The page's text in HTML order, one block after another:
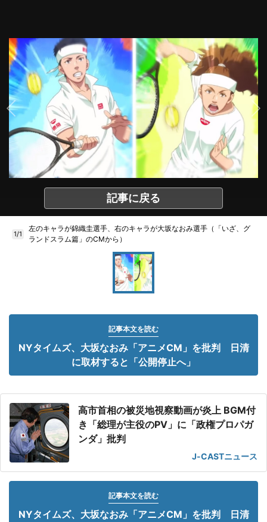
記事に戻る
1/1
左のキャラが錦織圭選手、右のキャラが大坂なおみ選手（「いざ、グ
ランドスラム篇」のCMから）
記事本文を読む
NYタイムズ、大坂なおみ「アニメCM」を批判 日清
に取材すると「公開停止へ」
高市首相の被災地視察動画が炎上 BGM付
き「総理が主役のPV」に「政権プロパガ
ンダ」批判
J-CASTニュース
記事本文を読む
NYタイムズ、大坂なおみ「アニメCM」を批判 日清